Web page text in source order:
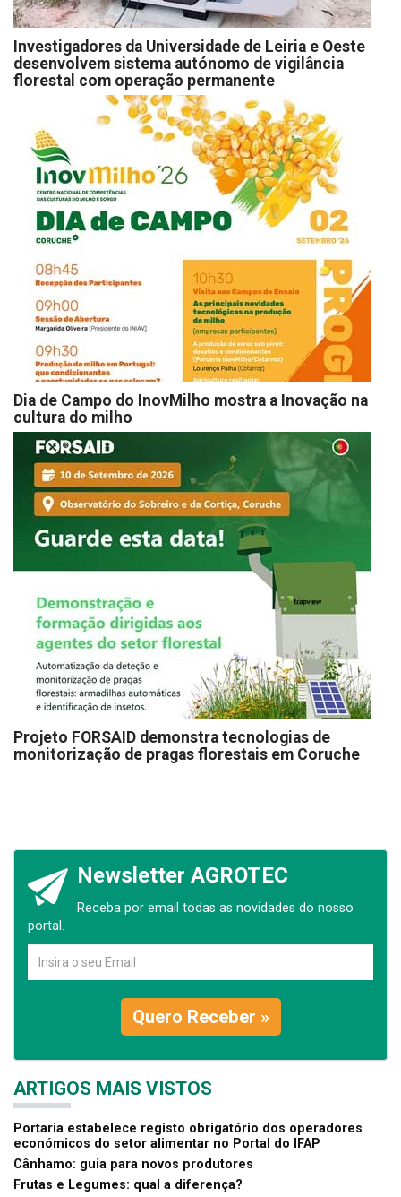
Investigadores da Universidade de Leiria e Oeste
desenvolvem sistema autónomo de vigilância
florestal com operação permanente
Dia de Campo do InovMilho mostra a Inovação na
cultura do milho
Projeto FORSAID demonstra tecnologias de
monitorização de pragas florestais em Coruche
Newsletter AGROTEC
Receba por email todas as novidades do nosso
portal.
Quero Receber »
ARTIGOS MAIS VISTOS
Portaria estabelece registo obrigatório dos operadores
económicos do setor alimentar no Portal do IFAP
Cânhamo: guia para novos produtores
Frutas e Legumes: qual a diferença?